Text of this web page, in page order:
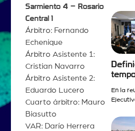
Sarmiento 4 – Rosario
Central 1
Árbitro: Fernando
Echenique
Árbitro Asistente 1:
Cristian Navarro
Árbitro Asistente 2:
Eduardo Lucero
Cuarto árbitro: Mauro
Biasutto
VAR: Darío Herrera
En la